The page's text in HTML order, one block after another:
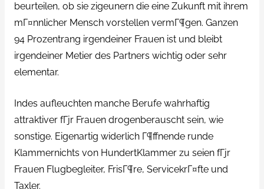
beurteilen, ob sie zigeunern die eine Zukunft mit ihrem
mГ¤nnlicher Mensch vorstellen vermГ¶gen. Ganzen
94 Prozentrang irgendeiner Frauen ist und bleibt
irgendeiner Metier des Partners wichtig oder sehr
elementar.
Indes aufleuchten manche Berufe wahrhaftig
attraktiver fГјr Frauen drogenberauscht sein, wie
sonstige. Eigenartig widerlich Г¶ffnende runde
Klammernichts von HundertKlammer zu seien fГјr
Frauen Flugbegleiter, FrisГ¶re, ServicekrГ¤fte und
Taxler.